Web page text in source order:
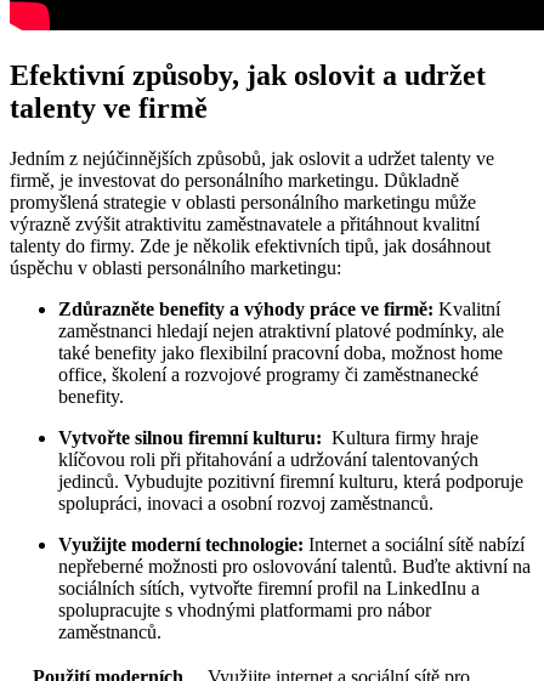
Efektivní způsoby,​ jak oslovit⁢ a udržet‌
talenty⁤ ve firmě
Jedním z nejúčinnějších způsobů, jak‍ oslovit a udržet talenty⁢ ve
firmě, je investovat do personálního marketingu. ⁤Důkladně
promyšlená strategie v oblasti personálního⁢ marketingu ⁣může
výrazně zvýšit atraktivitu ‍zaměstnavatele a přitáhnout kvalitní
⁣talenty ‌do ⁣firmy. Zde ⁢je několik efektivních ‌tipů, jak dosáhnout
úspěchu ‍v oblasti⁤ personálního marketingu:
Zdůrazněte benefity ⁤a ‌výhody práce ve firmě: Kvalitní
zaměstnanci ⁣hledají nejen ⁤atraktivní platové podmínky, ⁣ale
také benefity jako⁤ flexibilní‍ pracovní doba,‌ možnost home
office, ⁢školení a‌ rozvojové programy ⁤či zaměstnanecké
benefity.
Vytvořte silnou firemní⁣ kulturu: ⁢ Kultura firmy ‍hraje
klíčovou ‌roli při přitahování a udržování‌ talentovaných
jedinců. Vybudujte‌ pozitivní firemní kulturu, která podporuje
spolupráci, inovaci a osobní⁣ rozvoj zaměstnanců.
Využijte moderní⁢ technologie: Internet a sociální sítě nabízí
nepřeberné možnosti pro⁢ oslovování⁢ talentů.‌ Buďte ⁤aktivní na
sociálních sítích, vytvořte firemní ​profil⁣ na LinkedInu​ a
spolupracujte s vhodnými platformami pro nábor⁤
zaměstnanců.